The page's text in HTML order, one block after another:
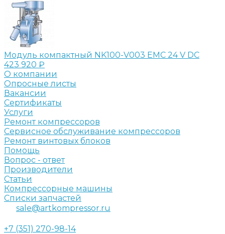
Модуль компактный NK100-V003 EMC 24 V DC
423 920 ₽
О компании
Опросные листы
Вакансии
Сертификаты
Услуги
Ремонт компрессоров
Сервисное обслуживание компрессоров
Ремонт винтовых блоков
Помощь
Вопрос - ответ
Производители
Статьи
Компрессорные машины
Списки запчастей
sale@artkompressor.ru
+7 (351) 270-98-14